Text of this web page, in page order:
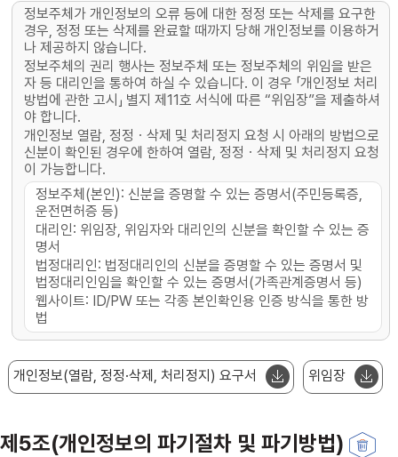
정보주체가 개인정보의 오류 등에 대한 정정 또는 삭제를 요구한
경우, 정정 또는 삭제를 완료할 때까지 당해 개인정보를 이용하거
나 제공하지 않습니다.
정보주체의 권리 행사는 정보주체 또는 정보주체의 위임을 받은
자 등 대리인을 통하여 하실 수 있습니다. 이 경우 「개인정보 처리
방법에 관한 고시」 별지 제11호 서식에 따른 “위임장”을 제출하셔
야 합니다.
개인정보 열람, 정정ㆍ삭제 및 처리정지 요청 시 아래의 방법으로
신분이 확인된 경우에 한하여 열람, 정정ㆍ삭제 및 처리정지 요청
이 가능합니다.
정보주체(본인): 신분을 증명할 수 있는 증명서(주민등록증,
운전면허증 등)
대리인: 위임장, 위임자와 대리인의 신분을 확인할 수 있는 증
명서
법정대리인: 법정대리인의 신분을 증명할 수 있는 증명서 및
법정대리인임을 확인할 수 있는 증명서(가족관계증명서 등)
웹사이트: ID/PW 또는 각종 본인확인용 인증 방식을 통한 방
법
개인정보(열람, 정정·삭제, 처리정지) 요구서 위임장
제5조(개인정보의 파기절차 및 파기방법)